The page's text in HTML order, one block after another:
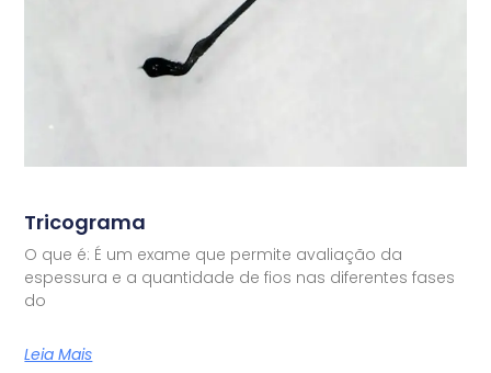
Tricograma
O que é: É um exame que permite avaliação da
espessura e a quantidade de fios nas diferentes fases
do
Leia Mais